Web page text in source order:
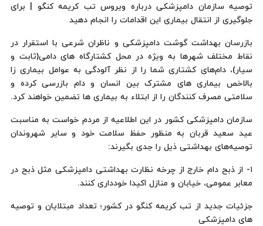
توصیه سازمان دامپزشکی درباره ویروس تب کریمه کنگو | برای
جلوگیری از انتقال بیماری این اقدامات را انجام دهید
بازرسان بهداشت گوشت دامپزشکی و ناظران شرعی با استقرار در
نقاط مختلف شهرها به ویژه در محل کشتارگاه های دامی(ثابت و
سیار)، دام‌های کشتاری شما را از نظر آلودگی به عوامل بیماری زا
بالاخص بیماری های مشترک بین انسان و دام بازرسی کرده و
سلامتی مصرف کنندگان را از ابتلاء به بیماری ها تضمین خواهند کرد.
سازمان دامپزشکی کشور در این اطلاعیه از مردم خواست به مناسبت
عید سعید قربان به منظور حفظ سلامت خود و سایر شهروندان
توصیه‌های بهداشتی ذیل را جدی بگیرند:
۱- از ذبح دام خارج از چرخه نظارت بهداشتی دامپزشکی مثل ذبح در
معابر عمومی، خیابان‌ و منازل اکیدا خودداری کنند.
جزئیات جدید از تب کریمه کنگو در کشور؛ تعداد مبتلایان و توصیه
های دامپزشکی